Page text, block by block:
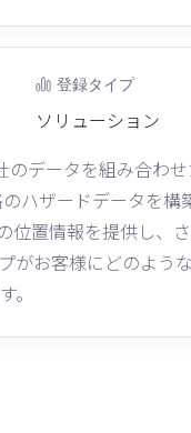
登録タイプ
ソリューション
データを組み合わ
ハザードデータを構
置情報を提供し、
がお客様にどのよう
。‍